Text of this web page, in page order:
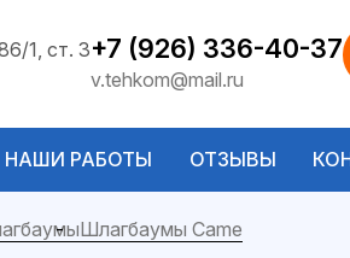
1, ст. 3+7 (926) 336-40-37
v.tehkom@mail.ru
НАШИ РАБОТЫ ОТЗЫВЫ
Шлагбаумы Came